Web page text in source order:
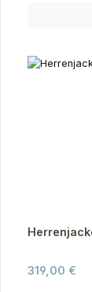
Regulärer
319,00 €